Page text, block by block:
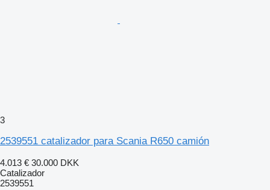
3
2539551 catalizador para Scania R650 camión
4.013 € 30.000 DKK
Catalizador
2539551